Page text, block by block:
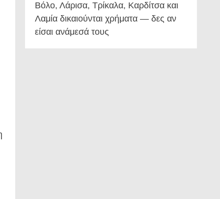
Βόλο, Λάρισα, Τρίκαλα, Καρδίτσα και
Λαμία δικαιούνται χρήματα — δες αν
είσαι ανάμεσά τους